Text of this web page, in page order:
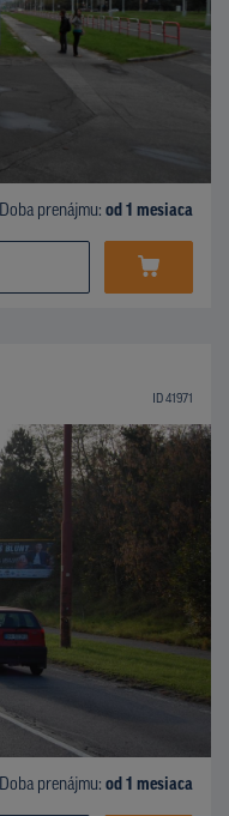
Doba prenájmu: od 1 mesiaca
ID 41971
Doba prenájmu: od 1 mesiaca